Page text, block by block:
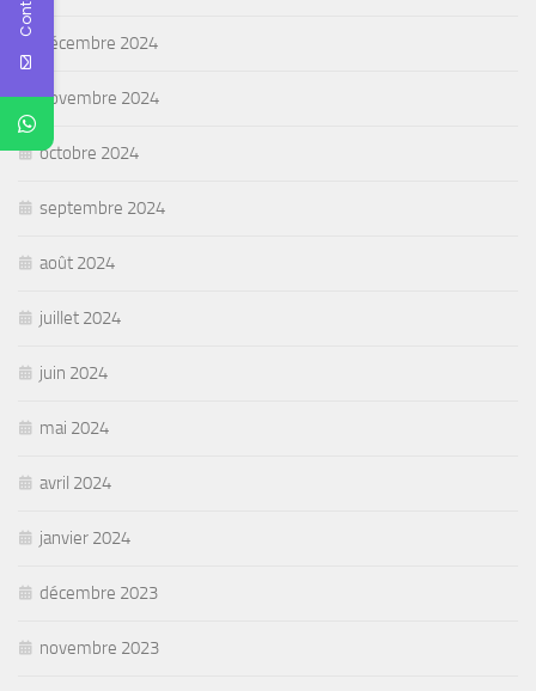
décembre 2024
novembre 2024
octobre 2024
septembre 2024
août 2024
juillet 2024
juin 2024
mai 2024
avril 2024
janvier 2024
décembre 2023
novembre 2023